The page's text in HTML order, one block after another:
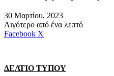
30 Μαρτίου, 2023
Λιγότερο από ένα λεπτό
Facebook X
ΔΕΛΤΙΟ ΤΥΠΟΥ